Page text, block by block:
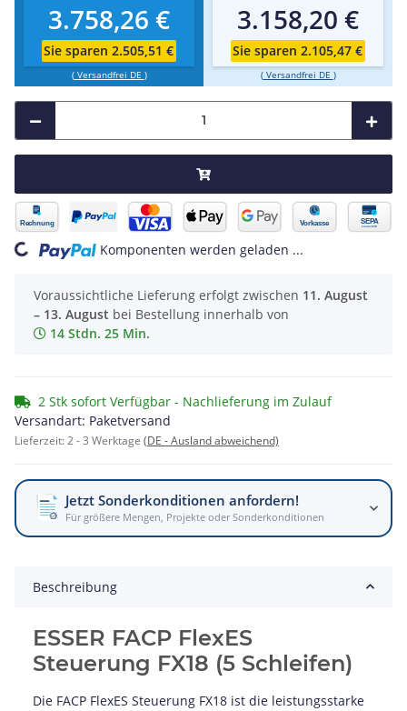
3.758,26 €
Sie sparen 2.505,51 €
(Versandfrei DE )
3.158,20 €
Sie sparen 2.105,47 €
(Versandfrei DE )
Loading... Komponenten werden geladen ...
Voraussichtliche Lieferung erfolgt zwischen 11. August
– 13. August bei Bestellung innerhalb von
14 Stdn. 25 Min.
2 Stk sofort Verfügbar - Nachlieferung im Zulauf
Versandart: Paketversand
Lieferzeit:2 - 3 Werktage (DE - Ausland abweichend)
Jetzt Sonderkonditionen anfordern!
Für größere Mengen, Projekte oder Sonderkonditionen
Beschreibung
ESSER FACP FlexES
Steuerung FX18 (5 Schleifen)
Die FACP FlexES Steuerung FX18 ist die leistungsstarke